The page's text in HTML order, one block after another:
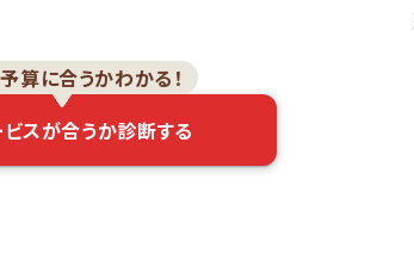
算に合うかわかる！
スが合うか診断する